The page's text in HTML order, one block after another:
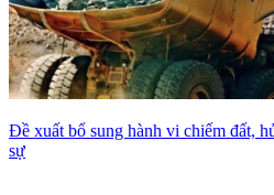
Đề xuất bổ sung hành vi chiếm đất,
sự